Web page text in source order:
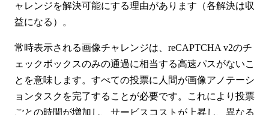
ャレンジを解決可能にする理由があります（各解決は収
益になる）。
常時表示される画像チャレンジは、reCAPTCHA v2のチ
ェックボックスのみの通過に相当する高速パスがないこ
とを意味します。すべての投票に人間が画像アノテーシ
ョンタスクを完了することが必要です。これにより投票
ごとの時間が増加し、サービスコストが上昇し、異なる